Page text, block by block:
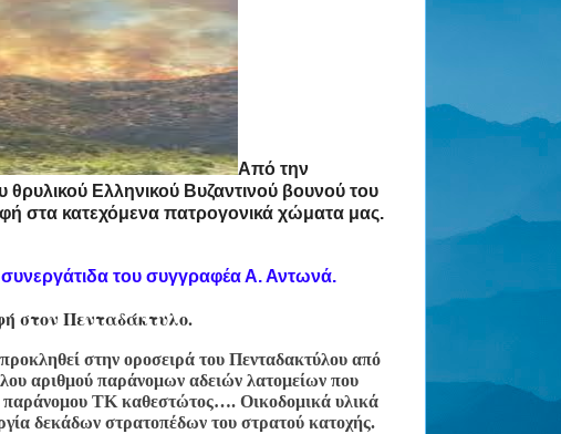
Από την
Ελληνικού Βυζαντινού βουνού του
στα κατεχόμενα πατρογονικά χώματα μας.
συνεργάτιδα του συγγραφέα Α. Αντωνά.
στον Πενταδάκτυλο.
στην οροσειρά του Πενταδακτύλου από
αριθμού παράνομων αδειών λατομείων που
παράνομου ΤΚ καθεστώτος…. Οικοδομικά υλικά
δεκάδων στρατοπέδων του στρατού κατοχής.